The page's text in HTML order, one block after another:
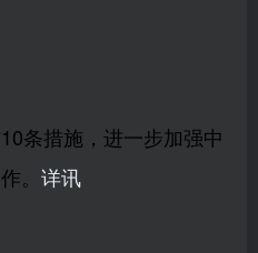
条措施，进一步加强中
。 详讯